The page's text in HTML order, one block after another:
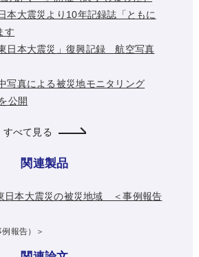
本大震災より10年記録誌「ともに
す
日本大震災」復興記録 航空写真
写真による被災地モニタリング
公開
すべて見る
関連製品
日本大震災の被災地域 ＜事例報告
報告）＞